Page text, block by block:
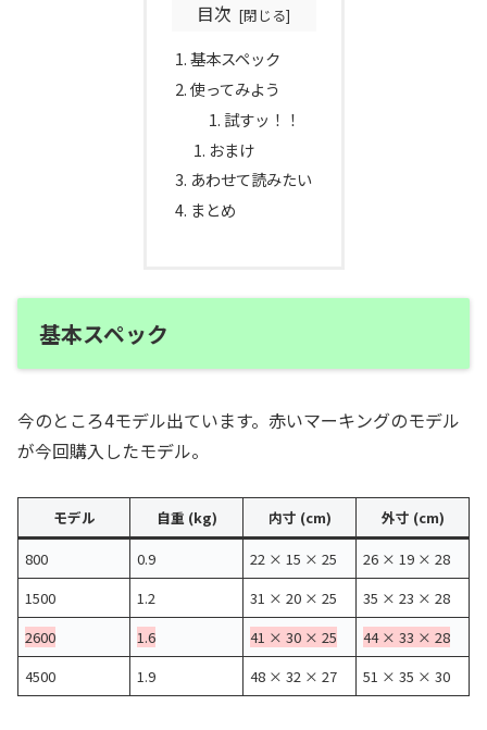
目次
基本スペック
使ってみよう
試すッ！！
おまけ
あわせて読みたい
まとめ
基本スペック
今のところ4モデル出ています。赤いマーキングのモデル
が今回購入したモデル。
モデル 自重 (kg) 内寸 (cm)
外寸 (cm)
800
0.9 22 × 15 × 25
26 × 19 × 28
1500
1.2 31 × 20 × 25
35 × 23 × 28
2600
1.6 41 × 30 × 25
44 × 33 × 28
4500
1.9 48 × 32 × 27 51 × 35 × 30